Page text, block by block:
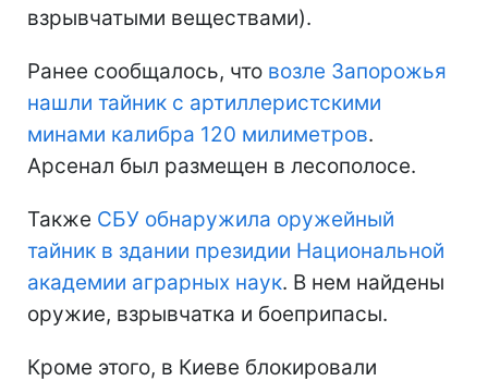
взрывчатыми веществами).
Ранее сообщалось, что возле Запорожья
нашли тайник с артиллеристскими
минами калибра 120 милиметров.
Арсенал был размещен в лесополосе.
Также СБУ обнаружила оружейный
тайник в здании президии Национальной
академии аграрных наук. В нем найдены
оружие, взрывчатка и боеприпасы.
Кроме этого, в Киеве блокировали